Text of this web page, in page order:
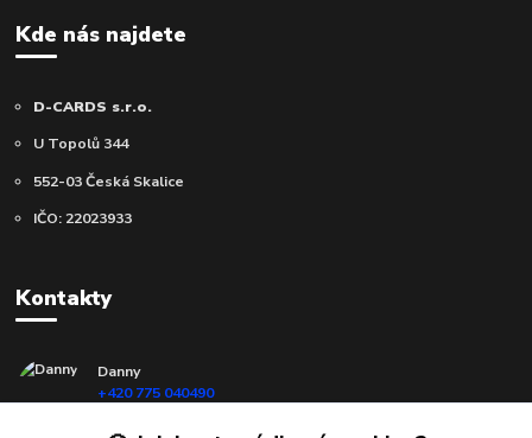
Kde nás najdete
D-CARDS s.r.o.
U Topolů 344
552-03 Česká Skalice
IČO: 22023933
Kontakty
Danny
+420 775 040490